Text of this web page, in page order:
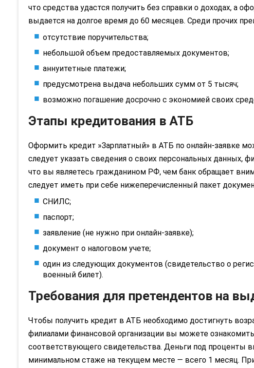
что средства удастся получить без справки о доходах, а
выдается на долгое время до 60 месяцев. Среди прочих
отсутствие поручительства;
небольшой объем предоставляемых документов;
аннуитетные платежи;
предусмотрена выдача небольших сумм от 5 тысяч;
возможно погашение досрочно с экономией своих
Этапы кредитования в АТБ
Оформить кредит »Зарплатный» в АТБ по онлайн-заявке
следует указать сведения о своих персональных данных,
что вы являетесь гражданином РФ, чем банк обращает
следует иметь при себе нижеперечисленный пакет
СНИЛС;
паспорт;
заявление (не нужно при онлайн-заявке);
документ о налоговом учете;
один из следующих документов (свидетельство о
военный билет).
Требования для претендентов на
Чтобы получить кредит в АТБ необходимо достигнуть
филиалами финансовой организации вы можете
соответствующего свидетельства. Деньги под проценты
минимальном стаже на текущем месте — всего 1 месяц.